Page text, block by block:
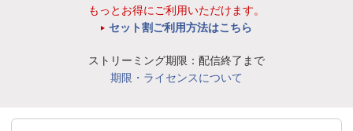
もっとお得にご利用いただけます。
セット割ご利用方法はこちら
ストリーミング期限：配信終了まで
期限・ライセンスについて